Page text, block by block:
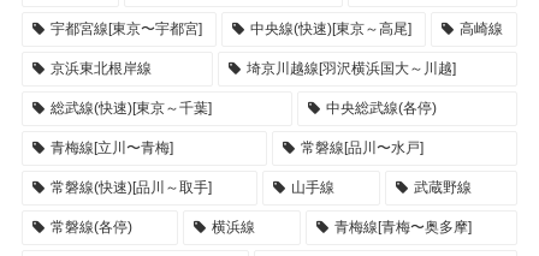
宇都宮線[東京〜宇都宮] 中央線(快速)[東京～高尾] 高崎線
京浜東北根岸線 埼京川越線[羽沢横浜国大～川越]
総武線(快速)[東京～千葉] 中央総武線(各停)
青梅線[立川〜青梅] 常磐線[品川〜水戸]
常磐線(快速)[品川～取手] 山手線 武蔵野線
常磐線(各停) 横浜線 青梅線[青梅〜奥多摩]